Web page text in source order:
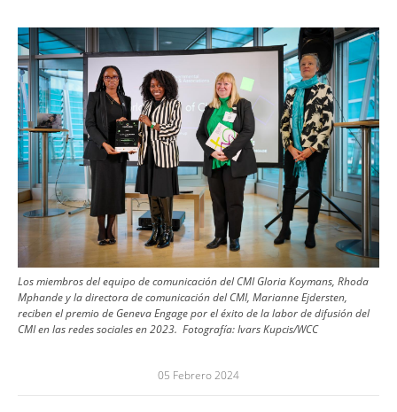
Image
Los miembros del equipo de comunicación del CMI Gloria Koymans, Rhoda
Mphande y la directora de comunicación del CMI, Marianne Ejdersten,
reciben el premio de Geneva Engage por el éxito de la labor de difusión del
CMI en las redes sociales en 2023. Fotografía:Ivars Kupcis/WCC
05 Febrero 2024